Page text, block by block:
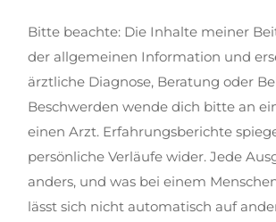
Bitte beachte: Die Inhalte meiner
der allgemeinen Information und
ärztliche Diagnose, Beratung oder
Beschwerden wende dich bitte an
einen Arzt. Erfahrungsberichte
persönliche Verläufe wider. Jede
anders, und was bei einem
lässt sich nicht automatisch auf